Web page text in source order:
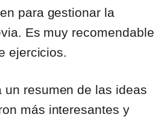
para gestionar la
Es muy recomendable
ejercicios.
un resumen de las ideas
más interesantes y